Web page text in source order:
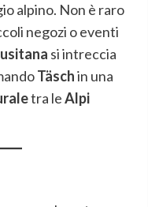
alpino. Non è raro
negozi o eventi
si intreccia
Täschin una
tra leAlpi